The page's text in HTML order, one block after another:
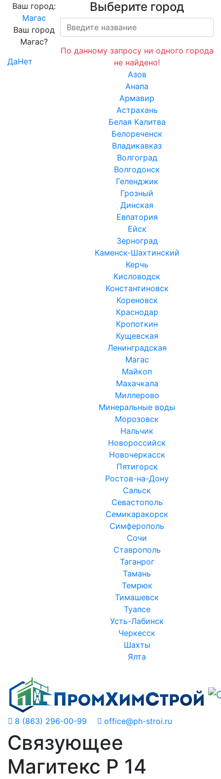
Ваш город:
Магас
Ваш город
Магас?
ДаНет
Выберите город
По данному запросу ни одного города
не найдено!
Азов
Анапа
Армавир
Астрахань
Белая Калитва
Белореченск
Владикавказ
Волгоград
Волгодонск
Геленджик
Грозный
Динская
Евпатория
Ейск
Зерноград
Каменск-Шахтинский
Керчь
Кисловодск
Константиновск
Кореновск
Краснодар
Кропоткин
Кущевская
Ленинградская
Магас
Майкоп
Махачкала
Миллерово
Минеральные воды
Морозовск
Нальчик
Новороссийск
Новочеркасск
Пятигорск
Ростов-на-Дону
Сальск
Севастополь
Семикаракорск
Симферополь
Сочи
Ставрополь
Таганрог
Тамань
Темрюк
Тимашевск
Туапсе
Усть-Лабинск
Черкесск
Шахты
Ялта
8 (863) 296-00-99 office@ph-stroi.ru
Cвязующее
Магитекс Р 14